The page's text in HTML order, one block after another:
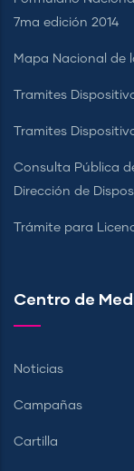
7ma edición 2014
Mapa Nacional de
Tramites
Tramites
Consulta Pública
Dirección de
Trámite para
Centro de
Noticias
Campañas
Cartilla